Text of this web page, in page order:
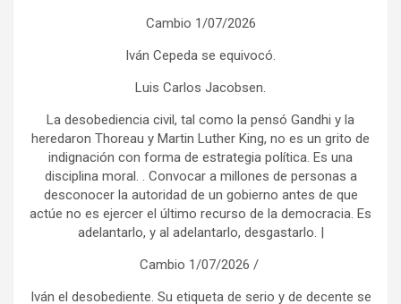
Cambio 1/07/2026
Iván Cepeda se equivocó.
Luis Carlos Jacobsen.
La desobediencia civil, tal como la pensó Gandhi y la
heredaron Thoreau y Martin Luther King, no es un grito de
indignación con forma de estrategia política. Es una
disciplina moral. . Convocar a millones de personas a
desconocer la autoridad de un gobierno antes de que
actúe no es ejercer el último recurso de la democracia. Es
adelantarlo, y al adelantarlo, desgastarlo. |
Cambio 1/07/2026 /
Iván el desobediente. Su etiqueta de serio y de decente se